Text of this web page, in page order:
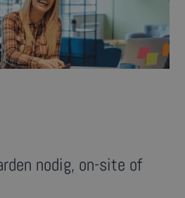
nodig, on-site of